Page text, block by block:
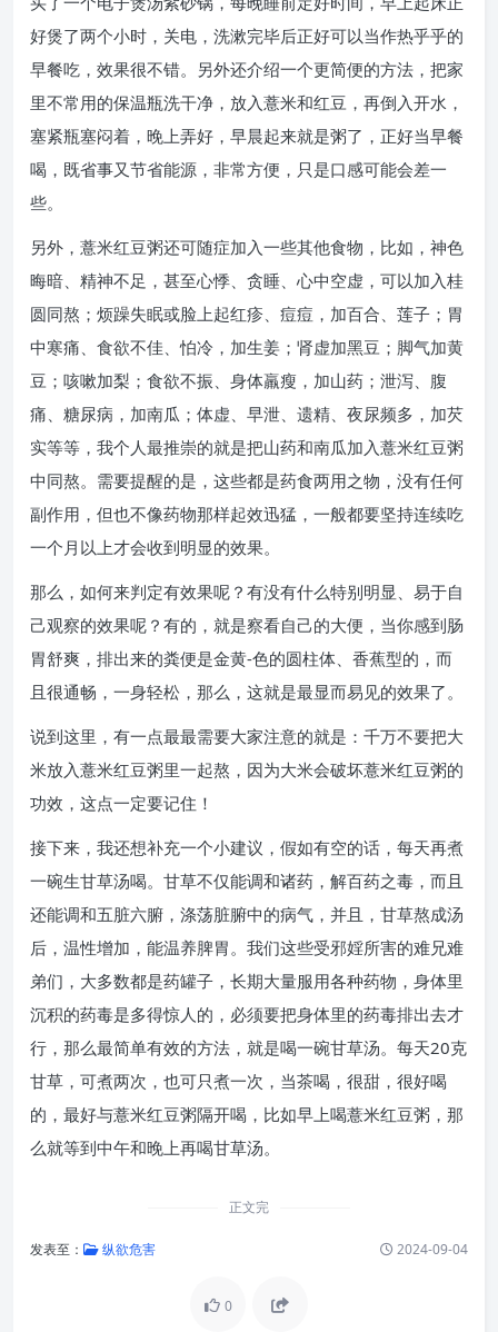
好煲了两个小时，关电，洗漱完毕后正好可以当作热乎乎的
早餐吃，效果很不错。另外还介绍一个更简便的方法，把家
里不常用的保温瓶洗干净，放入薏米和红豆，再倒入开水，
塞紧瓶塞闷着，晚上弄好，早晨起来就是粥了，正好当早餐
喝，既省事又节省能源，非常方便，只是口感可能会差一
些。
另外，薏米红豆粥还可随症加入一些其他食物，比如，神色
晦暗、精神不足，甚至心悸、贪睡、心中空虚，可以加入桂
圆同熬；烦躁失眠或脸上起红疹、痘痘，加百合、莲子；胃
中寒痛、食欲不佳、怕冷，加生姜；肾虚加黑豆；脚气加黄
豆；咳嗽加梨；食欲不振、身体羸瘦，加山药；泄泻、腹
痛、糖尿病，加南瓜；体虚、早泄、遗精、夜尿频多，加芡
实等等，我个人最推崇的就是把山药和南瓜加入薏米红豆粥
中同熬。需要提醒的是，这些都是药食两用之物，没有任何
副作用，但也不像药物那样起效迅猛，一般都要坚持连续吃
一个月以上才会收到明显的效果。
那么，如何来判定有效果呢？有没有什么特别明显、易于自
己观察的效果呢？有的，就是察看自己的大便，当你感到肠
胃舒爽，排出来的粪便是金黄-色的圆柱体、香蕉型的，而
且很通畅，一身轻松，那么，这就是最显而易见的效果了。
说到这里，有一点最最需要大家注意的就是：千万不要把大
米放入薏米红豆粥里一起熬，因为大米会破坏薏米红豆粥的
功效，这点一定要记住！
接下来，我还想补充一个小建议，假如有空的话，每天再煮
一碗生甘草汤喝。甘草不仅能调和诸药，解百药之毒，而且
还能调和五脏六腑，涤荡脏腑中的病气，并且，甘草熬成汤
后，温性增加，能温养脾胃。我们这些受邪婬所害的难兄难
弟们，大多数都是药罐子，长期大量服用各种药物，身体里
沉积的药毒是多得惊人的，必须要把身体里的药毒排出去才
行，那么最简单有效的方法，就是喝一碗甘草汤。每天20克
甘草，可煮两次，也可只煮一次，当茶喝，很甜，很好喝
的，最好与薏米红豆粥隔开喝，比如早上喝薏米红豆粥，那
么就等到中午和晚上再喝甘草汤。
正文完
发表至： 纵欲危害 2024-09-04
0